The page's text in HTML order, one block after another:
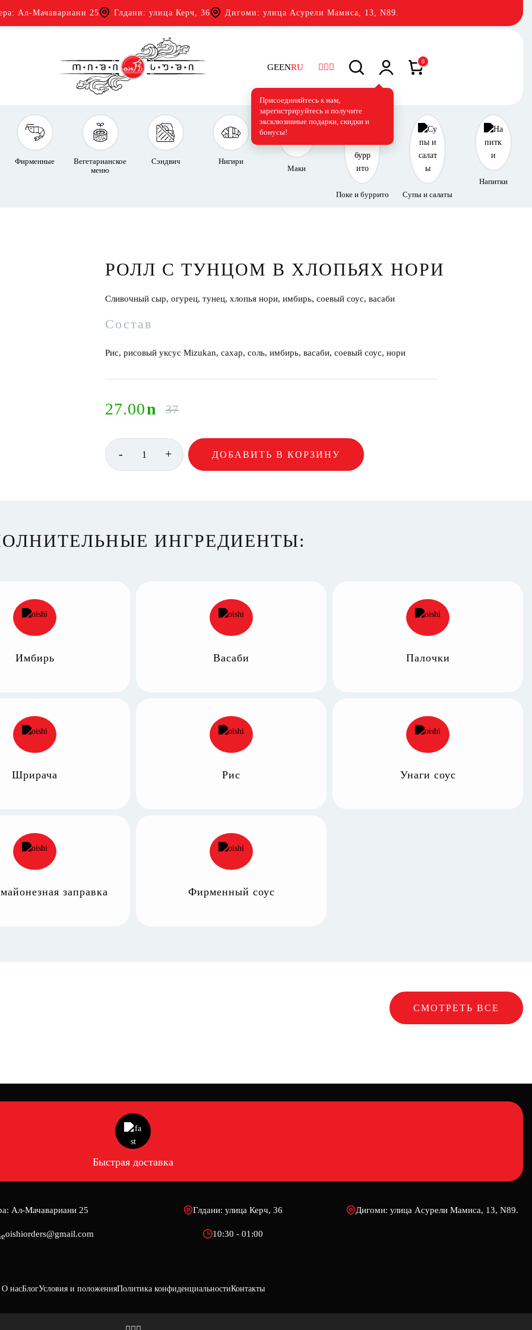
Ал-Мачавариани 25 Глдани: улица Керч, 36 Дигоми: улица Асурели Мамиса, 13, N89.
GEENRU
Присоединяйтесь к нам,
зарегистрируйтесь и получите
эксклюзивные подарки, скидки и
бонусы!
0
Фирменные
Вегетарианское
меню
Сэндвич
Нигири
Маки
Поке и буррито Супы и салаты
Напитки
РОЛЛ С ТУНЦОМ В ХЛОПЬЯХ НОРИ
Сливочный сыр, огурец, тунец, хлопья нори, имбирь, соевый соус, васаби
Состав
Рис, рисовый уксус Mizukan, сахар, соль, имбирь, васаби, соевый соус, нори
27.00n 37
- 1 + ДОБАВИТЬ В КОРЗИНУ
ИНГРЕДИЕНТЫ:
Имбирь Васаби Палочки
Шрирача Рис Унаги соус
заправка Фирменный соус
СМОТРЕТЬ ВСЕ
Быстрая доставка
Ал-Мачавариани 25 Глдани: улица Керч, 36 Дигоми: улица Асурели Мамиса, 13, N89.
oishiorders@gmail.com 10:30 - 01:00
О насБлогУсловия и положенияПолитика конфиденциальностиКонтакты